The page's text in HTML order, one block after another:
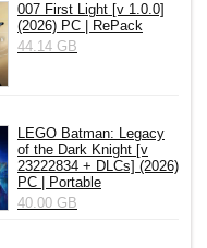
007 First Light [v 1.0.0]
(2026) PC | RePack
44.14 GB
LEGO Batman: Legacy
of the Dark Knight [v
23222834 + DLCs] (2026)
PC | Portable
40.00 GB